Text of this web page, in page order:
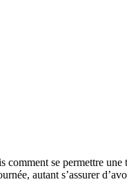
se permettre une
autant s’assurer